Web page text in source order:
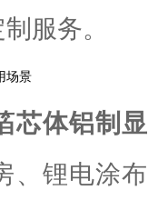
服务。
场景
芯体铝制
、锂电涂